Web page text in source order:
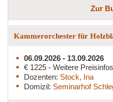
Zur
Kammerorchester für
06.09.2026 - 13.09.2026
€ 1225 - Weitere Preisinfos
Dozenten: Stock, Ina
Domizil: Seminarhof